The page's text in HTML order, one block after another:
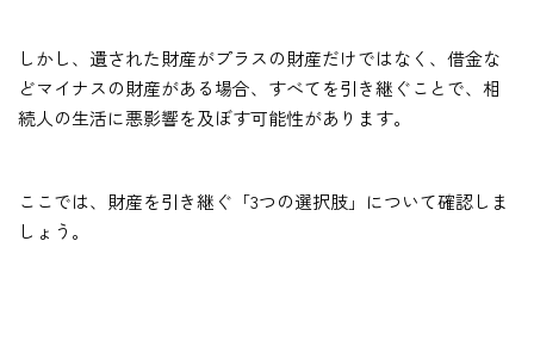
しかし、遺された財産がプラスの財産だけではなく、借金な
どマイナスの財産がある場合、すべてを引き継ぐことで、相
続人の生活に悪影響を及ぼす可能性があります。
ここでは、財産を引き継ぐ「3つの選択肢」について確認しま
しょう。